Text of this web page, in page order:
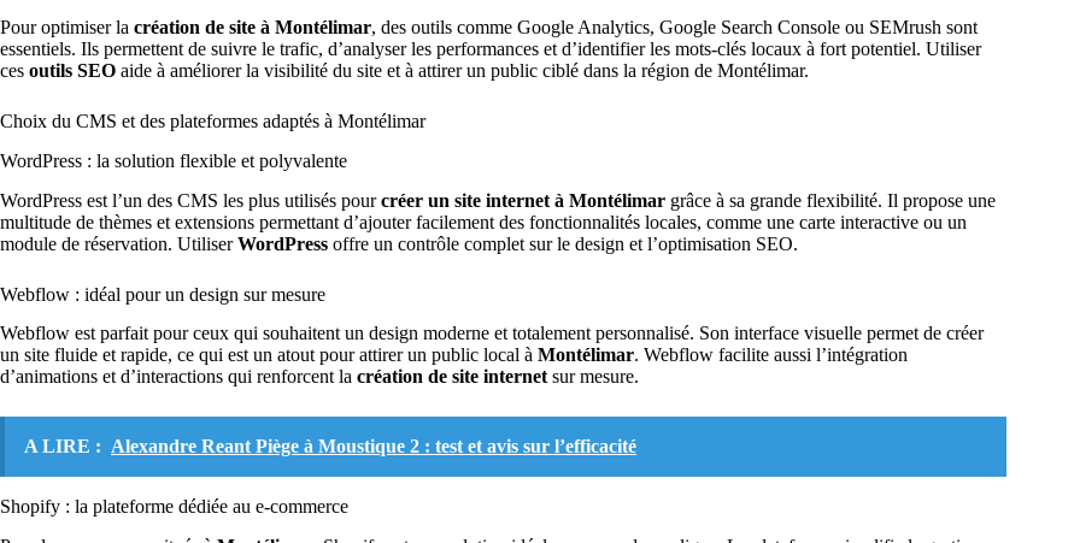
Pour optimiser la création de site à Montélimar, des outils comme Google Analytics, Google Search Console ou SEMrush sont
essentiels. Ils permettent de suivre le trafic, d’analyser les performances et d’identifier les mots-clés locaux à fort potentiel. Utiliser
ces outils SEO aide à améliorer la visibilité du site et à attirer un public ciblé dans la région de Montélimar.
Choix du CMS et des plateformes adaptés à Montélimar
WordPress : la solution flexible et polyvalente
WordPress est l’un des CMS les plus utilisés pourcréer un site internet à Montélimar grâce à sa grande flexibilité. Il propose une
multitude de thèmes et extensions permettant d’ajouter facilement des fonctionnalités locales, comme une carte interactive ou un
module de réservation. UtiliserWordPress offre un contrôle complet sur le design et l’optimisation SEO.
Webflow : idéal pour un design sur mesure
Webflow est parfait pour ceux qui souhaitent un design moderne et totalement personnalisé. Son interface visuelle permet de créer
un site fluide et rapide, ce qui est un atout pour attirer un public local à Montélimar. Webflow facilite aussi l’intégration
d’animations et d’interactions qui renforcent la création de site internetsur mesure.
A LIRE : Alexandre Reant Piège à Moustique 2 : test et avis sur l’efficacité
Shopify : la plateforme dédiée au e-commerce